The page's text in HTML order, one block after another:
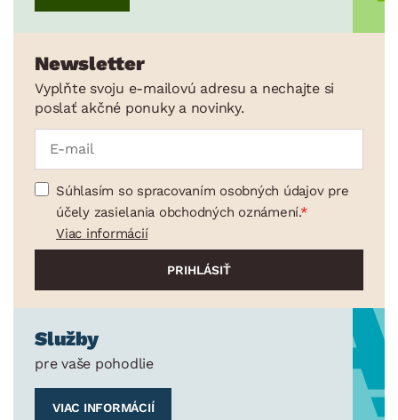
Newsletter
Vyplňte svoju e-mailovú adresu a nechajte si
poslať akčné ponuky a novinky.
Súhlasím so spracovaním osobných údajov pre
účely zasielania obchodných oznámení.
Viac informácií
Služby
pre vaše pohodlie
VIAC INFORMÁCIÍ